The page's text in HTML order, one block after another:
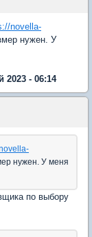
novella-
нужен. У
2023 - 06:14
нужен. У меня
по выбору